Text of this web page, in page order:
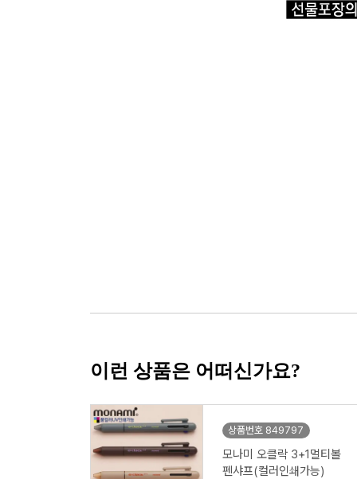
이런 상품은 어떠신가요?
상품번호 849797
모나미 오클락 3+1멀티볼
펜샤프(컬러인쇄가능)